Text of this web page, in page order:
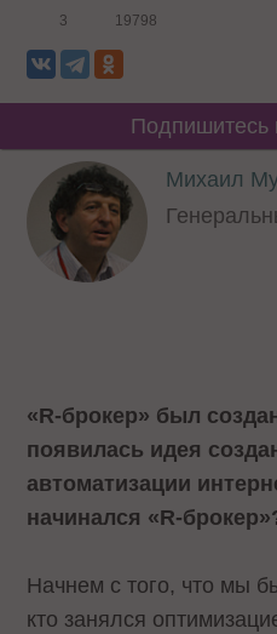
3 19798
Подпишитесь
Михаил
«R-брокер» был
появилась идея
автоматизации
начинался «R-
Начнем с того, что мы
кто занялся